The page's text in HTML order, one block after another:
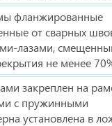
фланжированные
от сварных
лазами,
не менее
закреплен на
с пружинными
установлена в